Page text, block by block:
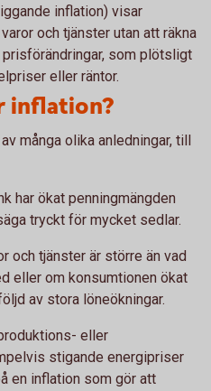
inflation) visar
och tjänster utan att räkna
som plötsligt
eller räntor.
inflation?
många olika anledningar, till
har ökat penningmängden
tryckt för mycket sedlar.
och tjänster är större än vad
eller om konsumtionen ökat
av stora löneökningar.
eller
stigande energipriser
en inflation som gör att